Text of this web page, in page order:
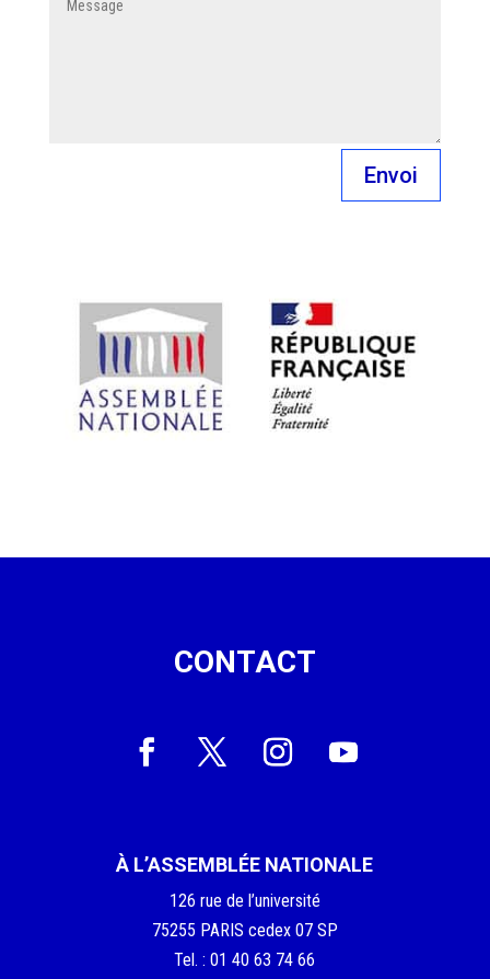
Envoi
CONTACT
À L’ASSEMBLÉE NATIONALE
126 rue de l’université
75255 PARIS cedex 07 SP
Tel. : 01 40 63 74 66